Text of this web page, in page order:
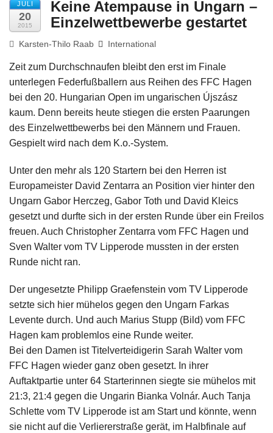
JULI
20
2015
Keine Atempause in Ungarn –
Einzelwettbewerbe gestartet
Karsten-Thilo Raab International
Zeit zum Durchschnaufen bleibt den erst im Finale
unterlegen Federfußballern aus Reihen des FFC Hagen
bei den 20. Hungarian Open im ungarischen Újszász
kaum. Denn bereits heute stiegen die ersten Paarungen
des Einzelwettbewerbs bei den Männern und Frauen.
Gespielt wird nach dem K.o.-System.
Unter den mehr als 120 Startern bei den Herren ist
Europameister David Zentarra an Position vier hinter den
Ungarn Gabor Herczeg, Gabor Toth und David Kleics
gesetzt und durfte sich in der ersten Runde über ein Freilos
freuen. Auch Christopher Zentarra vom FFC Hagen und
Sven Walter vom TV Lipperode mussten in der ersten
Runde nicht ran.
Der ungesetzte Philipp Graefenstein vom TV Lipperode
setzte sich hier mühelos gegen den Ungarn Farkas
Levente durch. Und auch Marius Stupp (Bild) vom FFC
Hagen kam problemlos eine Runde weiter.
Bei den Damen ist Titelverteidigerin Sarah Walter vom
FFC Hagen wieder ganz oben gesetzt. In ihrer
Auftaktpartie unter 64 Starterinnen siegte sie mühelos mit
21:3, 21:4 gegen die Ungarin Bianka Volnár. Auch Tanja
Schlette vom TV Lipperode ist am Start und könnte, wenn
sie nicht auf die Verliererstraße gerät, im Halbfinale auf